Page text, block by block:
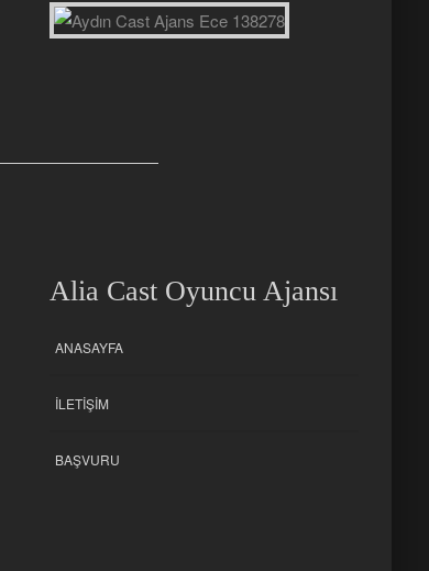
Alia Cast Oyuncu Ajansı
ANASAYFA
İLETIŞIM
BAŞVURU